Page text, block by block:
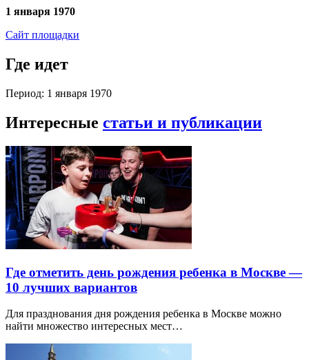
1 января 1970
Сайт площадки
Где идет
Период: 1 января 1970
Интересные статьи и публикации
Где отметить день рождения ребенка в Москве —
10 лучших вариантов
Для празднования дня рождения ребенка в Москве можно
найти множество интересных мест…